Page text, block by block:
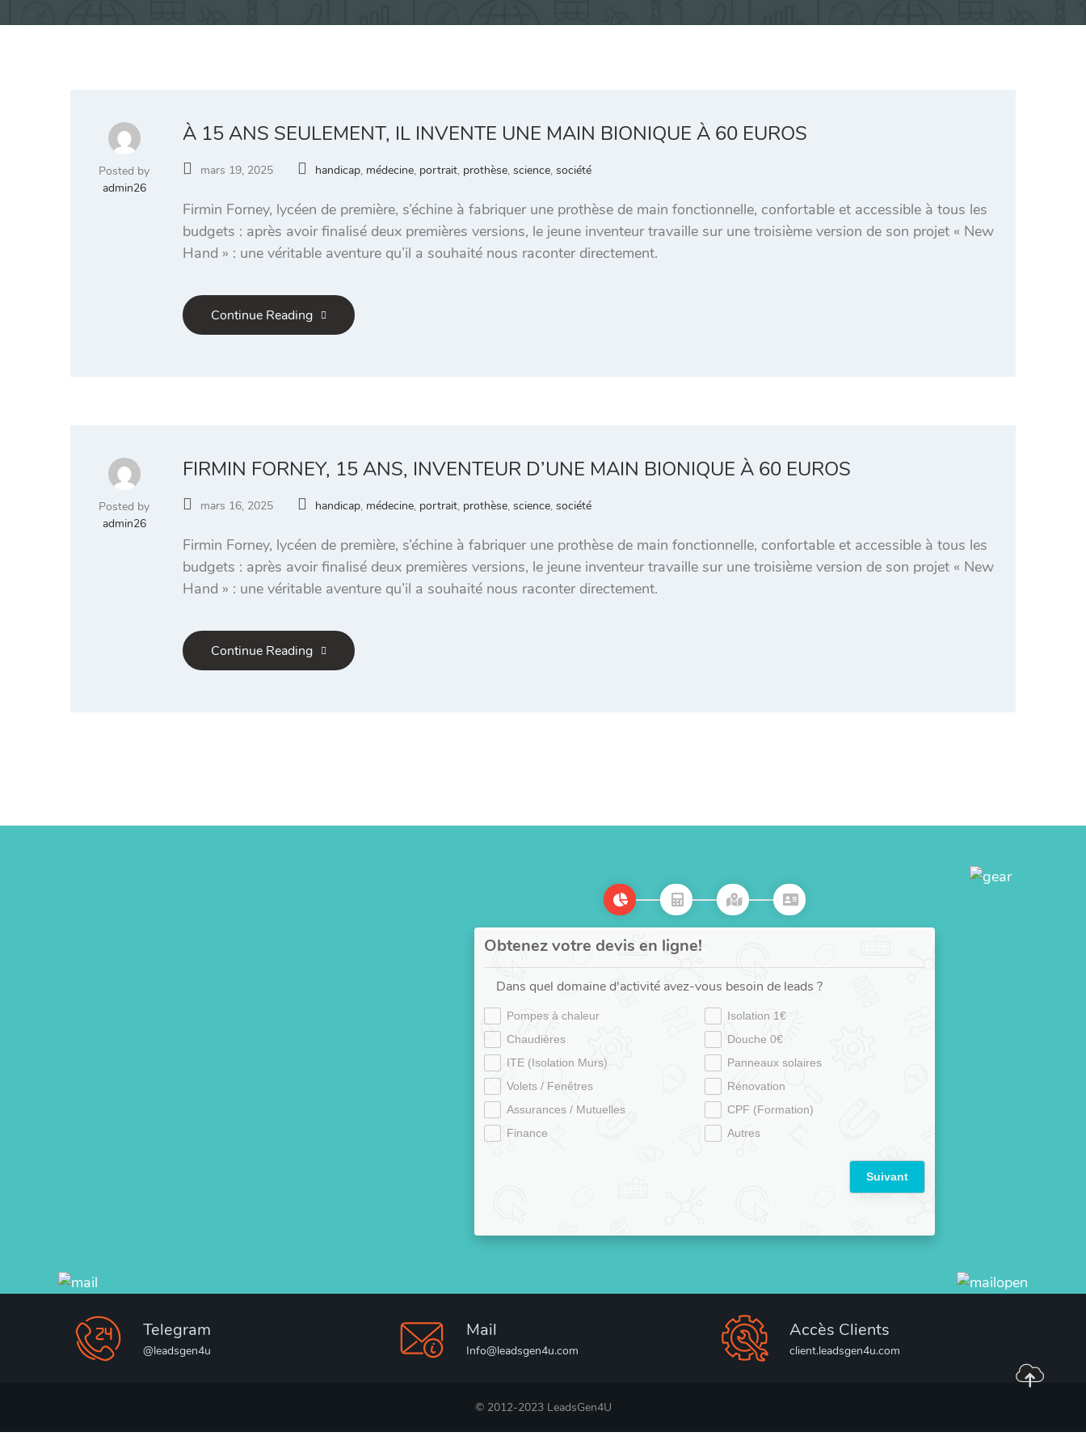
Posted by
admin26
À 15 ANS SEULEMENT, IL INVENTE UNE MAIN BIONIQUE À 60 EUROS
mars 19, 2025 handicap, médecine, portrait, prothèse, science, société
Firmin Forney, lycéen de première, s’échine à fabriquer une prothèse de main fonctionnelle, confortable et accessible à tous les
budgets : après avoir finalisé deux premières versions, le jeune inventeur travaille sur une troisième version de son projet « New
Hand » : une véritable aventure qu’il a souhaité nous raconter directement.
Continue Reading
Posted by
admin26
FIRMIN FORNEY, 15 ANS, INVENTEUR D’UNE MAIN BIONIQUE À 60 EUROS
mars 16, 2025 handicap, médecine, portrait, prothèse, science, société
Firmin Forney, lycéen de première, s’échine à fabriquer une prothèse de main fonctionnelle, confortable et accessible à tous les
budgets : après avoir finalisé deux premières versions, le jeune inventeur travaille sur une troisième version de son projet « New
Hand » : une véritable aventure qu’il a souhaité nous raconter directement.
Continue Reading
Obtenez votre devis en ligne!
Dans quel domaine d'activité avez-vous besoin de leads ?
Pompes à chaleur
Isolation 1€
Chaudières
Douche 0€
ITE (Isolation Murs)
Panneaux solaires
Volets / Fenêtres
Rénovation
Assurances / Mutuelles
CPF (Formation)
Finance
Autres
Suivant
Telegram
@leadsgen4u
Mail
Info@leadsgen4u.com
Accès Clients
client.leadsgen4u.com
© 2012-2023 LeadsGen4U